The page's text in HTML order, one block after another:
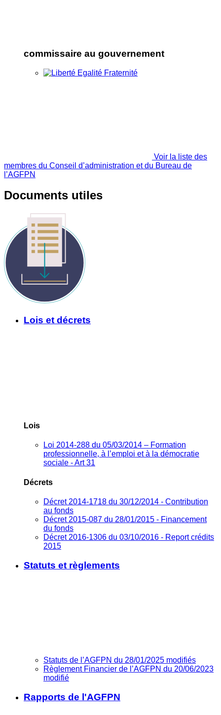
commissaire au gouvernement
Voir la liste des
membres du Conseil d’administration et du Bureau de
l’AGFPN
Documents utiles
Lois et décrets
Lois
Loi 2014-288 du 05/03/2014 – Formation
professionnelle, à l’emploi et à la démocratie
sociale - Art 31
Décrets
Décret 2014-1718 du 30/12/2014 - Contribution
au fonds
Décret 2015-087 du 28/01/2015 - Financement
du fonds
Décret 2016-1306 du 03/10/2016 - Report crédits
2015
Statuts et règlements
Statuts de l’AGFPN du 28/01/2025 modifiés
Règlement Financier de l’AGFPN du 20/06/2023
modifié
Rapports de l'AGFPN